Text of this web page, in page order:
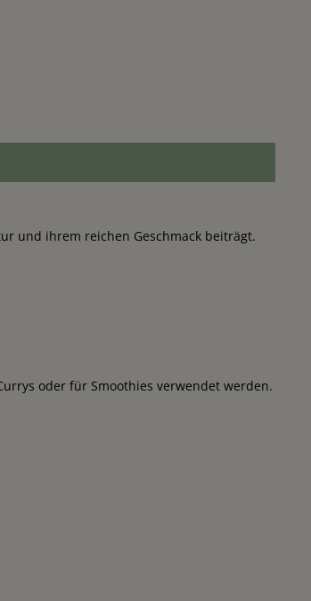
und ihrem reichen Geschmack beiträgt.
oder für Smoothies verwendet werden.